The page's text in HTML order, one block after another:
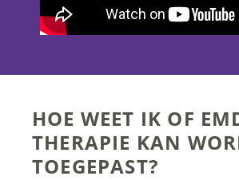
HOE WEET IK OF
THERAPIE KAN
TOEGEPAST?